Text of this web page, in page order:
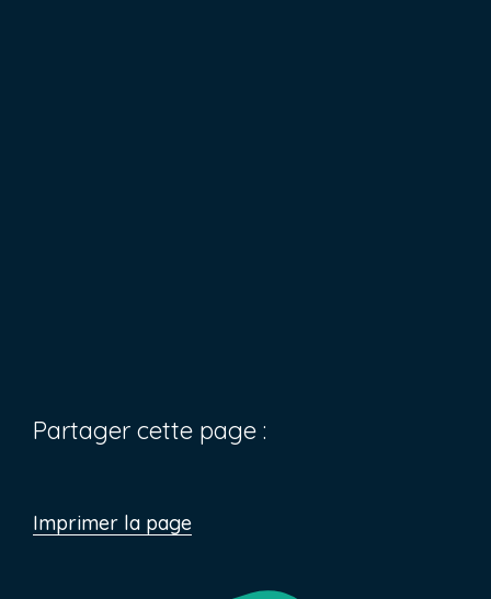
Partager cette page :
Imprimer la page